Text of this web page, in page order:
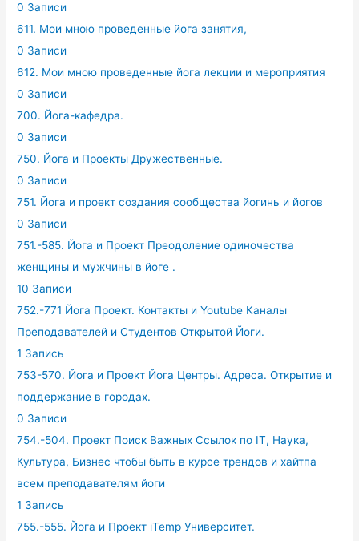
0 Записи
611. Мои мною проведенные йога занятия,
0 Записи
612. Мои мною проведенные йога лекции и мероприятия
0 Записи
700. Йога-кафедра.
0 Записи
750. Йога и Проекты Дружественные.
0 Записи
751. Йога и проект создания сообщества йогинь и йогов
0 Записи
751.-585. Йога и Проект Преодоление одиночества
женщины и мужчины в йоге .
10 Записи
752.-771 Йога Проект. Контакты и Youtube Каналы
Преподавателей и Студентов Открытой Йоги.
1 Запись
753-570. Йога и Проект Йога Центры. Адреса. Открытие и
поддержание в городах.
0 Записи
754.-504. Проект Поиск Важных Ссылок по IT, Наука,
Культура, Бизнес чтобы быть в курсе трендов и хайтпа
всем преподавателям йоги
1 Запись
755.-555. Йога и Проект iTemp Университет.